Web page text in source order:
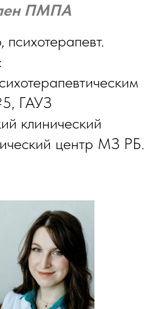
ПМПА
ГАУЗ
клинический
центр МЗ РБ.